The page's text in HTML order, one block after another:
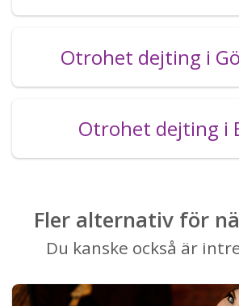
Otrohet dejting i
Otrohet dejting i
Fler alternativ för
Du kanske också är